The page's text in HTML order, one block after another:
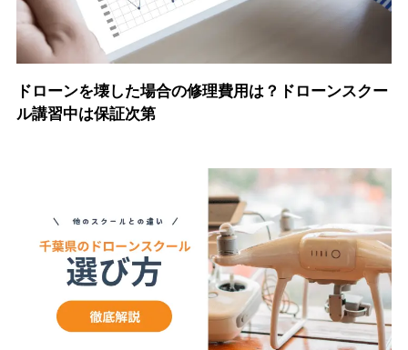
ドローンを壊した場合の修理費用は？ドローンスクー
ル講習中は保証次第